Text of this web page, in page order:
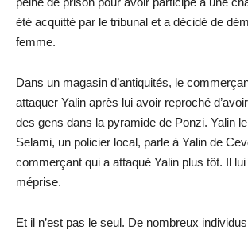
été acquitté par le tribunal et a décidé de
femme.
Dans un magasin d’antiquités, le
attaquer Yalin après lui avoir reproché
des gens dans la pyramide de Ponzi. Yalin
Selami, un policier local, parle à Yalin de
commerçant qui a attaqué Yalin plus tôt. Il
méprise.
Et il n’est pas le seul. De nombreux